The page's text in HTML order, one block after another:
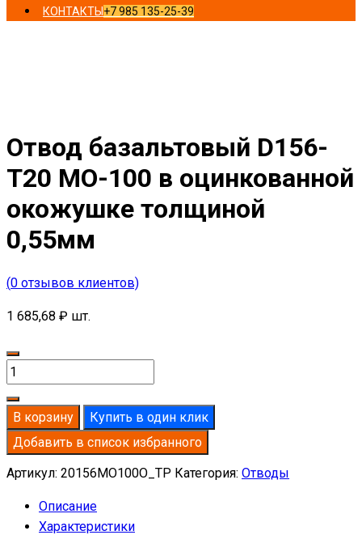
КОНТАКТЫ +7 985 135-25-39
Отвод базальтовый D156-
T20 MO-100 в оцинкованной
окожушке толщиной
0,55мм
(0 отзывов клиентов)
1 685,68 ₽ шт.
Количество
товара
Отвод
базальтовый
D156-
T20
100
В корзину
Купить в один клик
Добавить в список избранного
Артикул: 20156MO100O_TP Категория: Отводы
Описание
Характеристики